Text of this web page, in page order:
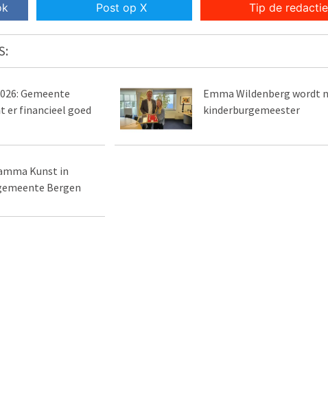
Post op X Tip de redactie
Gemeente
er financieel goed
Emma Wildenberg wordt
kinderburgemeester
Kunst in
Bergen